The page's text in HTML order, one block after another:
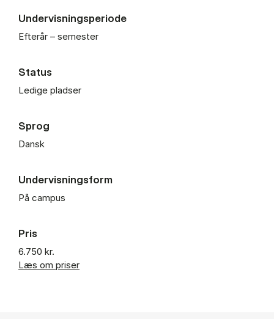
Undervisningsperiode
Efterår – semester
Status
Ledige pladser
Sprog
Dansk
Undervisningsform
På campus
Pris
6.750 kr.
Læs om priser